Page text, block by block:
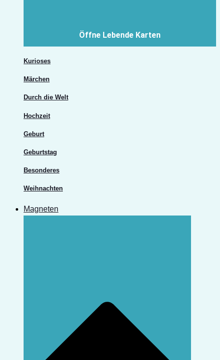
Öffne Lebende Karten
Kurioses
Märchen
Durch die Welt
Hochzeit
Geburt
Geburtstag
Besonderes
Weihnachten
Magneten